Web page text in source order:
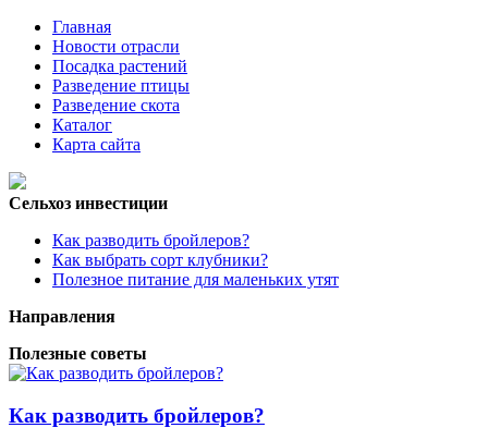
Главная
Новости отрасли
Посадка растений
Разведение птицы
Разведение скота
Каталог
Карта сайта
Сельхоз инвестиции
Как разводить бройлеров?
Как выбрать сорт клубники?
Полезное питание для маленьких утят
Направления
Полезные советы
Как разводить бройлеров?